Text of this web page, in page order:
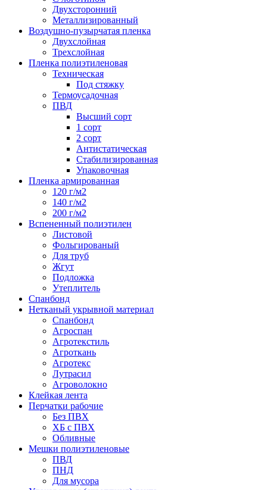
Двухсторонний
Металлизированный
Воздушно-пузырчатая пленка
Двухслойная
Трехслойная
Пленка полиэтиленовая
Техническая
Под стяжку
Термоусадочная
ПВД
Высший сорт
1 сорт
2 сорт
Антистатическая
Стабилизированная
Упаковочная
Пленка армированная
120 г/м2
140 г/м2
200 г/м2
Вспененный полиэтилен
Листовой
Фольгированый
Для труб
Жгут
Подложка
Утеплитель
Спанбонд
Нетканый укрывной материал
Спанбонд
Агроспан
Агротекстиль
Агроткань
Агротекс
Лутрасил
Агроволокно
Клейкая лента
Перчатки рабочие
Без ПВХ
ХБ с ПВХ
Обливные
Мешки полиэтиленовые
ПВД
ПНД
Для мусора